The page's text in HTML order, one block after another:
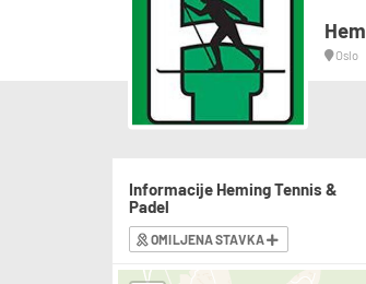
Oslo
Informacije Heming Tennis &
Padel
OMILJENA STAVKA